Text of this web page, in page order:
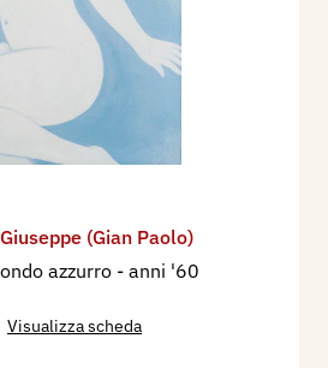
(Gian Paolo)
azzurro - anni '60
Visualizza scheda